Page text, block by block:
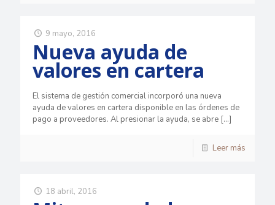
9 mayo, 2016
Nueva ayuda de
valores en cartera
El sistema de gestión comercial incorporó una nueva
ayuda de valores en cartera disponible en las órdenes de
pago a proveedores. Al presionar la ayuda, se abre […]
Leer más
18 abril, 2016